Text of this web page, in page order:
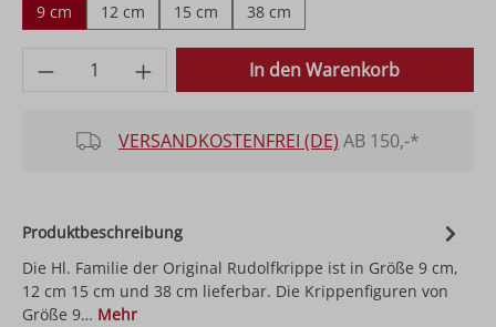
9 cm 12 cm 15 cm 38 cm
Produkt Anzahl: Gib den gewünschten
In den Warenkorb
VERSANDKOSTENFREI (DE) AB 150,-*
Produktbeschreibung
Die Hl. Familie der Original Rudolfkrippe ist in Größe 9 cm,
12 cm 15 cm und 38 cm lieferbar. Die Krippenfiguren von
Größe 9… Mehr